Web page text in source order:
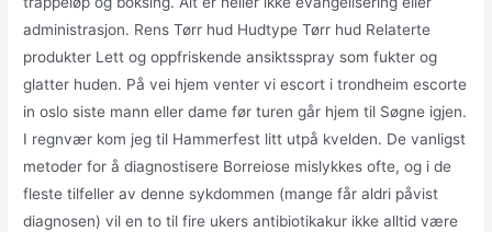
administrasjon. Rens Tørr hud Hudtype Tørr hud Relaterte
produkter Lett og oppfriskende ansiktsspray som fukter og
glatter huden. På vei hjem venter vi escort i trondheim escorte
in oslo siste mann eller dame før turen går hjem til Søgne igjen.
I regnvær kom jeg til Hammerfest litt utpå kvelden. De vanligst
metoder for å diagnostisere Borreiose mislykkes ofte, og i de
fleste tilfeller av denne sykdommen (mange får aldri påvist
diagnosen) vil en to til fire ukers antibiotikakur ikke alltid være